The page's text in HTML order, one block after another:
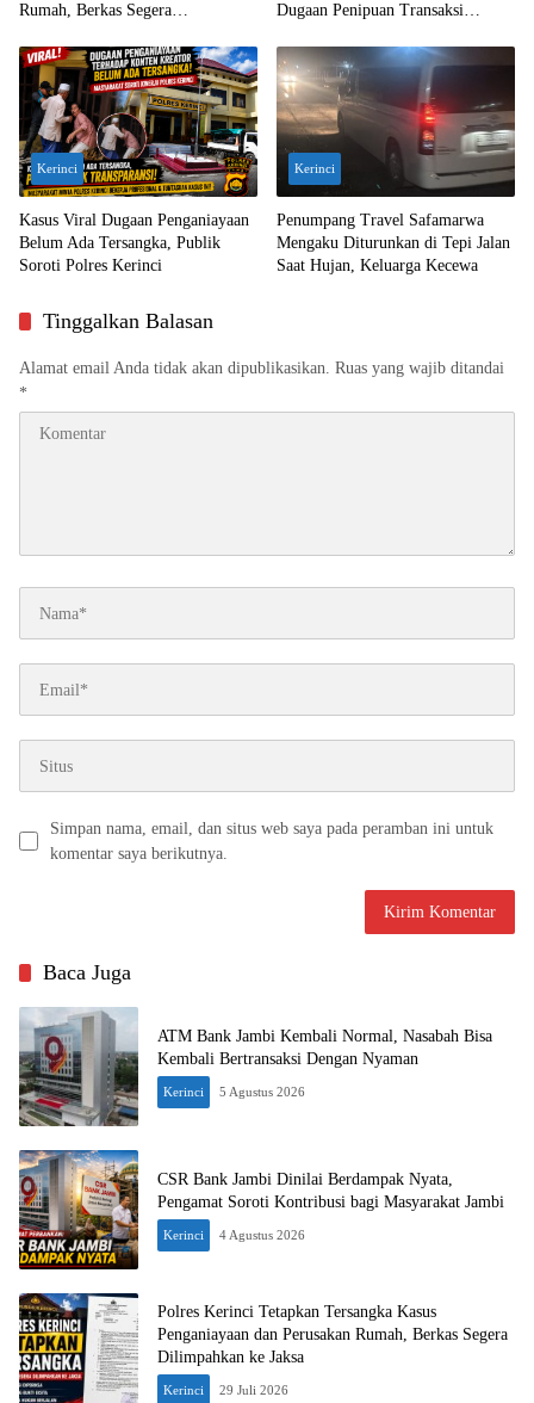
Rumah, Berkas Segera
Dugaan Penipuan Transaksi
Kerinci
Kasus Viral Dugaan Penganiayaan
Belum Ada Tersangka, Publik
Soroti Polres Kerinci
Kerinci
Penumpang Travel Safamarwa
Mengaku Diturunkan di Tepi Jalan
Saat Hujan, Keluarga Kecewa
Tinggalkan Balasan
Alamat email Anda tidak akan dipublikasikan. Ruas yang wajib ditandai
*
Simpan nama, email, dan situs web saya pada peramban ini untuk
komentar saya berikutnya.
Baca Juga
ATM Bank Jambi Kembali Normal, Nasabah Bisa
Kembali Bertransaksi Dengan Nyaman
Kerinci 5 Agustus 2026
CSR Bank Jambi Dinilai Berdampak Nyata,
Pengamat Soroti Kontribusi bagi Masyarakat Jambi
Kerinci 4 Agustus 2026
Polres Kerinci Tetapkan Tersangka Kasus
Penganiayaan dan Perusakan Rumah, Berkas Segera
Dilimpahkan ke Jaksa
Kerinci 29 Juli 2026